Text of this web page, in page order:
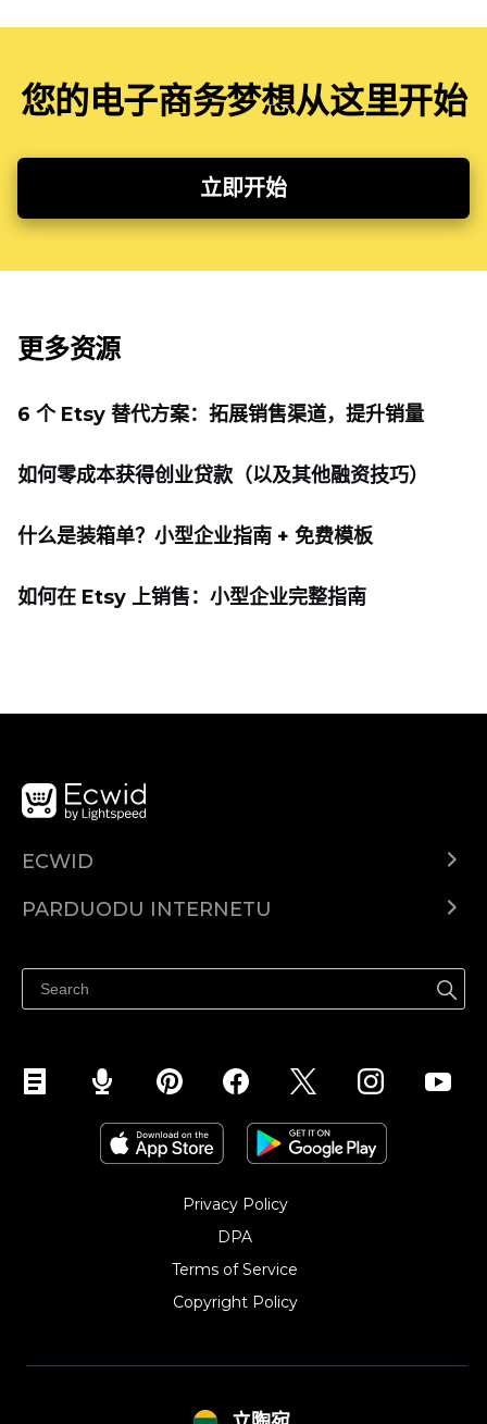
您的电子商务梦想从这里开始
立即开始
更多资源
6 个 Etsy 替代方案：拓展销售渠道，提升销量
如何零成本获得创业贷款（以及其他融资技巧）
什么是装箱单？小型企业指南 + 免费模板
如何在 Etsy 上销售：小型企业完整指南
ECWID
Kainodara
PARDUODU INTERNETU
Parduodu Facebook
Parduodu Instagram
Privacy Policy
DPA
Terms of Service
Copyright Policy‎